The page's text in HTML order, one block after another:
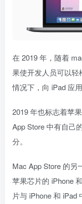
在 2019 年，随着
果使开发人员可以轻
情况下，向 ‌iPad‌ 应
2019 年也标志着苹
App Store 中有自己
分。
Mac App Store 的另
苹果芯片的 iPhone
片与 iPhone 和 iPad